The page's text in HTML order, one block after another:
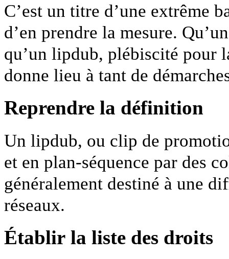
C’est un titre d’une extrême
d’en prendre la mesure.
qu’un lipdub, plébiscité pour
donne lieu à tant de
Reprendre la définition
Un lipdub, ou clip de
et en plan-séquence par des
généralement destiné à une
réseaux.
Établir la liste des droits